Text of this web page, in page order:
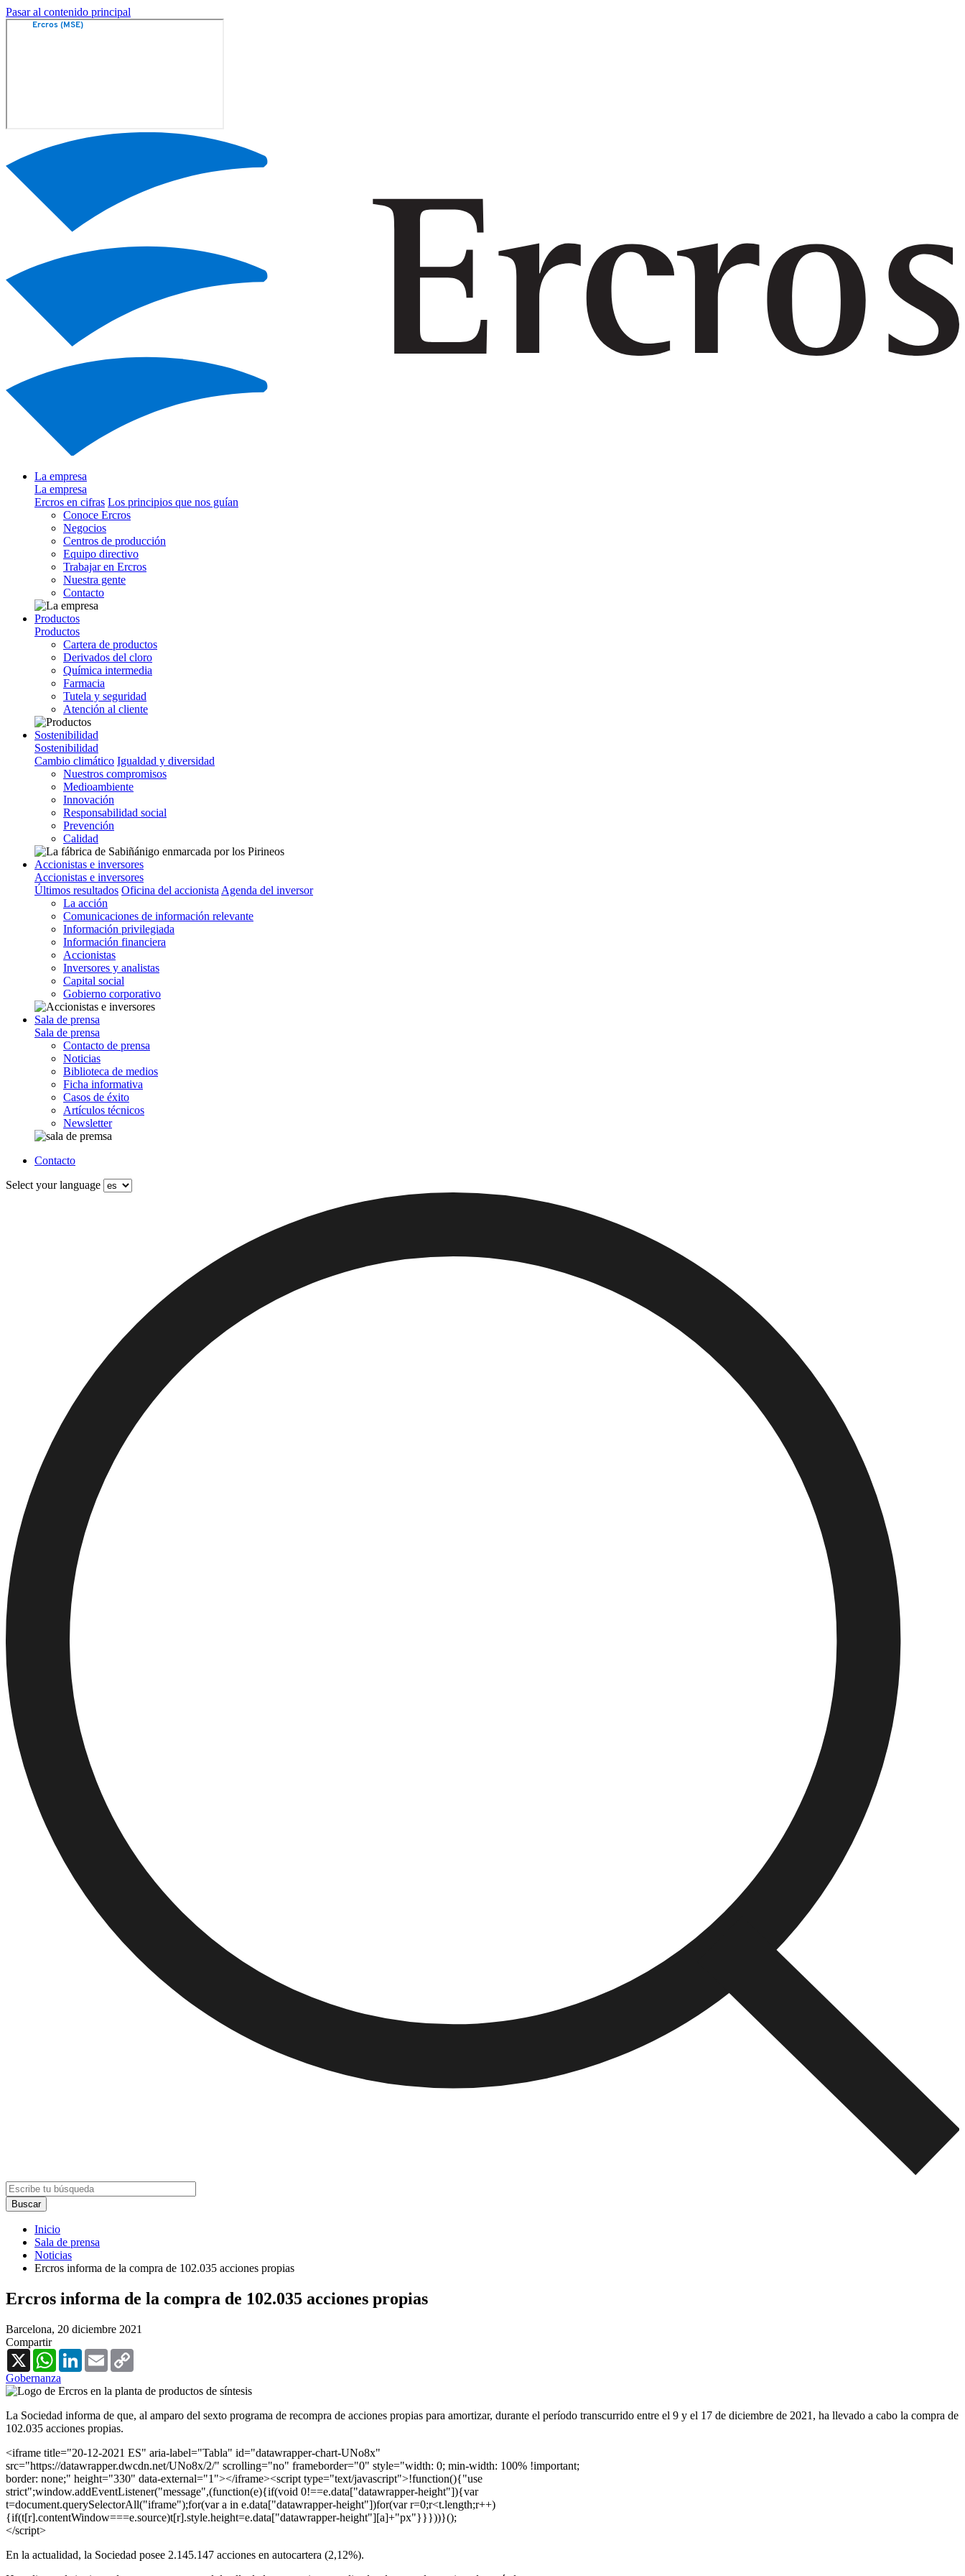
Pasar al contenido principal
La empresa
La empresa
Ercros en cifras Los principios que nos guían
Conoce Ercros
Negocios
Centros de producción
Equipo directivo
Trabajar en Ercros
Nuestra gente
Contacto
Productos
Productos
Cartera de productos
Derivados del cloro
Química intermedia
Farmacia
Tutela y seguridad
Atención al cliente
Sostenibilidad
Sostenibilidad
Cambio climático Igualdad y diversidad
Nuestros compromisos
Medioambiente
Innovación
Responsabilidad social
Prevención
Calidad
Accionistas e inversores
Accionistas e inversores
Últimos resultados Oficina del accionista Agenda del inversor
La acción
Comunicaciones de información relevante
Información privilegiada
Información financiera
Accionistas
Inversores y analistas
Capital social
Gobierno corporativo
Sala de prensa
Sala de prensa
Contacto de prensa
Noticias
Biblioteca de medios
Ficha informativa
Casos de éxito
Artículos técnicos
Newsletter
Contacto
Select your language
Inicio
Sala de prensa
Noticias
Ercros informa de la compra de 102.035 acciones propias
Ercros informa de la compra de 102.035 acciones propias
Barcelona, 20 diciembre 2021
Compartir
X
WhatsAppLinkedInEmail
Gobernanza
La Sociedad informa de que, al amparo del sexto programa de recompra de acciones propias para amortizar, durante el período transcurrido entre el 9 y el 17 de diciembre de 2021, ha llevado a cabo la compra de
102.035 acciones propias.
<iframe title="20-12-2021 ES" aria-label="Tabla" id="datawrapper-chart-UNo8x"
src="https://datawrapper.dwcdn.net/UNo8x/2/" scrolling="no" frameborder="0" style="width: 0; min-width: 100% !important;
border: none;" height="330" data-external="1"></iframe><script type="text/javascript">!function(){"use
strict";window.addEventListener("message",(function(e){if(void 0!==e.data["datawrapper-height"]){var
t=document.querySelectorAll("iframe");for(var a in e.data["datawrapper-height"])for(var r=0;r<t.length;r++)
{if(t[r].contentWindow===e.source)t[r].style.height=e.data["datawrapper-height"][a]+"px"}}}))}();
</script>
En la actualidad, la Sociedad posee 2.145.147 acciones en autocartera (2,12%).